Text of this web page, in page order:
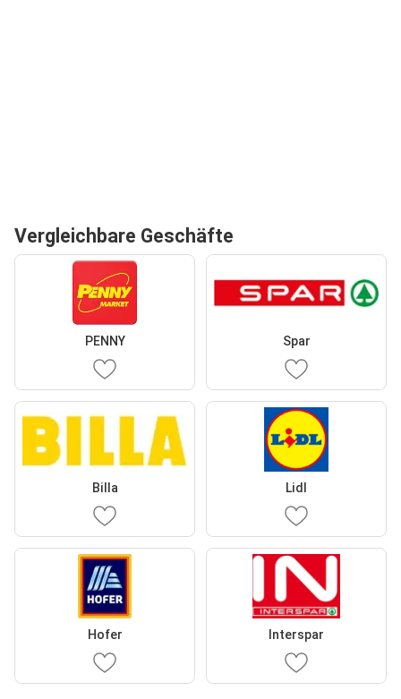
Vergleichbare Geschäfte
PENNY Spar
Billa Lidl
Hofer Interspar